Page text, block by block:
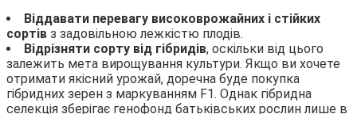
Віддавати перевагу високоврожайних і стійких
сортів з задовільною лежкістю плодів.
Відрізняти сорту від гібридів, оскільки від цього
залежить мета вирощування культури. Якщо ви хочете
отримати якісний урожай, доречна буде покупка
гібридних зерен з маркуванням F1. Однак гібридна
селекція зберігає генофонд батьківських рослин лише в